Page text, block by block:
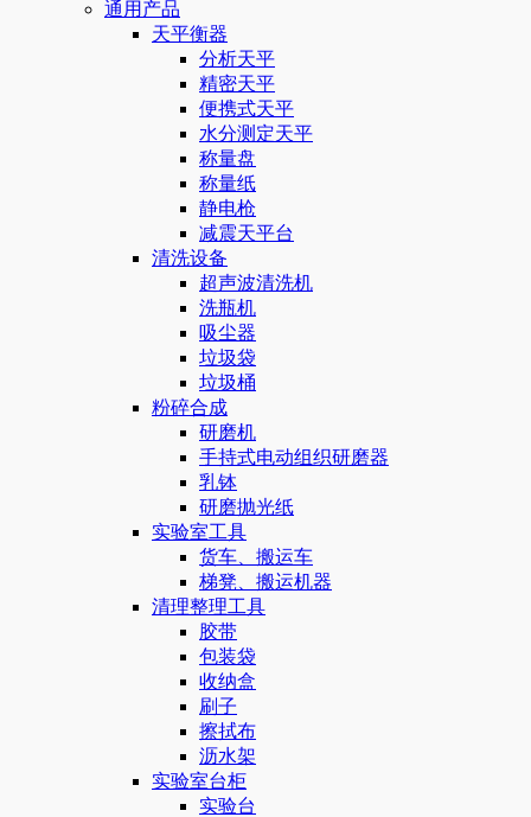
通用产品
天平衡器
分析天平
精密天平
便携式天平
水分测定天平
称量盘
称量纸
静电枪
减震天平台
清洗设备
超声波清洗机
洗瓶机
吸尘器
垃圾袋
垃圾桶
粉碎合成
研磨机
手持式电动组织研磨器
乳钵
研磨抛光纸
实验室工具
货车、搬运车
梯凳、搬运机器
清理整理工具
胶带
包装袋
收纳盒
刷子
擦拭布
沥水架
实验室台柜
实验台